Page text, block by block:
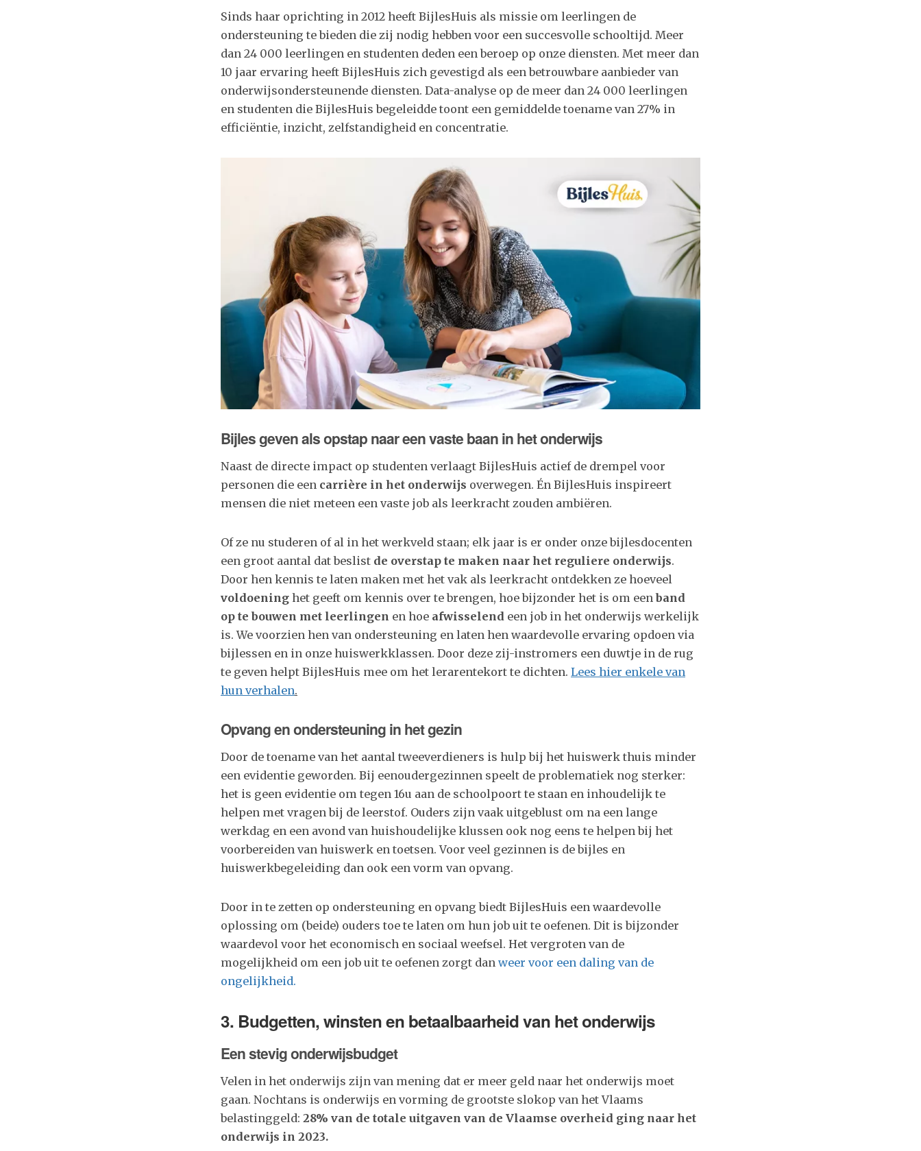
Sinds haar oprichting in 2012 heeft BijlesHuis als missie om leerlingen de
ondersteuning te bieden die zij nodig hebben voor een succesvolle schooltijd. Meer
dan 24 000 leerlingen en studenten deden een beroep op onze diensten. Met meer dan
10 jaar ervaring heeft BijlesHuis zich gevestigd als een betrouwbare aanbieder van
onderwijsondersteunende diensten. Data-analyse op de meer dan 24 000 leerlingen
en studenten die BijlesHuis begeleidde toont een gemiddelde toename van 27% in
efficiëntie, inzicht, zelfstandigheid en concentratie.
Bijles geven als opstap naar een vaste baan in het onderwijs
Naast de directe impact op studenten verlaagt BijlesHuis actief de drempel voor
personen die een carrière in het onderwijs overwegen. Én BijlesHuis inspireert
mensen die niet meteen een vaste job als leerkracht zouden ambiëren.
Of ze nu studeren of al in het werkveld staan; elk jaar is er onder onze bijlesdocenten
een groot aantal dat beslist de overstap te maken naar het reguliere onderwijs.
Door hen kennis te laten maken met het vak als leerkracht ontdekken ze hoeveel
voldoening het geeft om kennis over te brengen, hoe bijzonder het is om eenband
op te bouwen met leerlingen en hoe afwisselend een job in het onderwijs werkelijk
is. We voorzien hen van ondersteuning en laten hen waardevolle ervaring opdoen via
bijlessen en in onze huiswerkklassen. Door deze zij-instromers een duwtje in de rug
te geven helpt BijlesHuis mee om het lerarentekort te dichten. Lees hier enkele van
hun verhalen.
Opvang en ondersteuning in het gezin
Door de toename van het aantal tweeverdieners is hulp bij het huiswerk thuis minder
een evidentie geworden. Bij eenoudergezinnen speelt de problematiek nog sterker:
het is geen evidentie om tegen 16u aan de schoolpoort te staan en inhoudelijk te
helpen met vragen bij de leerstof. Ouders zijn vaak uitgeblust om na een lange
werkdag en een avond van huishoudelijke klussen ook nog eens te helpen bij het
voorbereiden van huiswerk en toetsen. Voor veel gezinnen is de bijles en
huiswerkbegeleiding dan ook een vorm van opvang.
Door in te zetten op ondersteuning en opvang biedt BijlesHuis een waardevolle
oplossing om (beide) ouders toe te laten om hun job uit te oefenen. Dit is bijzonder
waardevol voor het economisch en sociaal weefsel. Het vergroten van de
mogelijkheid om een job uit te oefenen zorgt dan weer voor een daling van de
ongelijkheid.
3. Budgetten, winsten en betaalbaarheid van het onderwijs
Een stevig onderwijsbudget
Velen in het onderwijs zijn van mening dat er meer geld naar het onderwijs moet
gaan. Nochtans is onderwijs en vorming de grootste slokop van het Vlaams
belastinggeld: 28% van de totale uitgaven van de Vlaamse overheid ging naar het
onderwijs in 2023.